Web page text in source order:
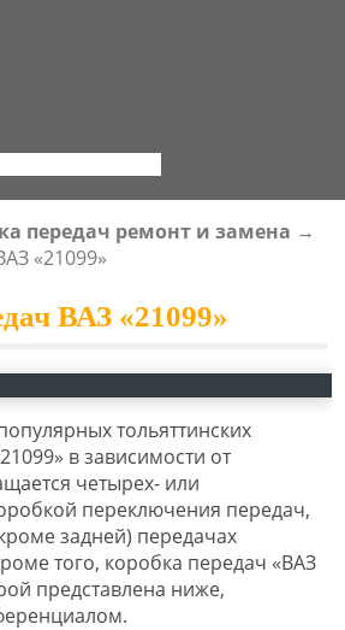
передач ремонт и замена →
«21099»
ВАЗ «21099»
тольяттинских
в зависимости от
четырех- или
переключения передач,
задней) передачах
того, коробка передач «ВАЗ
представлена ниже,